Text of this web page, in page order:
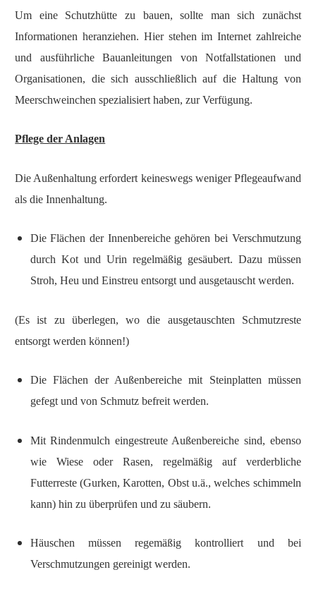
Um eine Schutzhütte zu bauen, sollte man sich zunächst
Informationen heranziehen. Hier stehen im Internet zahlreiche
und ausführliche Bauanleitungen von Notfallstationen und
Organisationen, die sich ausschließlich auf die Haltung von
Meerschweinchen spezialisiert haben, zur Verfügung.
Pflege der Anlagen
Die Außenhaltung erfordert keineswegs weniger Pflegeaufwand
als die Innenhaltung.
Die Flächen der Innenbereiche gehören bei Verschmutzung
durch Kot und Urin regelmäßig gesäubert. Dazu müssen
Stroh, Heu und Einstreu entsorgt und ausgetauscht werden.
(Es ist zu überlegen, wo die ausgetauschten Schmutzreste
entsorgt werden können!)
Die Flächen der Außenbereiche mit Steinplatten müssen
gefegt und von Schmutz befreit werden.
Mit Rindenmulch eingestreute Außenbereiche sind, ebenso
wie Wiese oder Rasen, regelmäßig auf verderbliche
Futterreste (Gurken, Karotten, Obst u.ä., welches schimmeln
kann) hin zu überprüfen und zu säubern.
Häuschen müssen regemäßig kontrolliert und bei
Verschmutzungen gereinigt werden.